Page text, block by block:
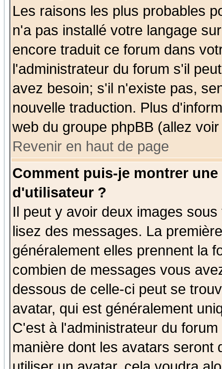
Les raisons les plus probables
n'a pas installé votre langage
encore traduit ce forum dans
l'administrateur du forum s'il
avez besoin; s'il n'existe pas,
nouvelle traduction. Plus
web du groupe phpBB (allez
Revenir en haut de page
Comment puis-je montrer
d'utilisateur ?
Il peut y avoir deux images
lisez des messages. La
généralement elles prennent la
combien de messages vous
dessous de celle-ci peut se
avatar, qui est généralement
C'est à l'administrateur du
manière dont les avatars seront